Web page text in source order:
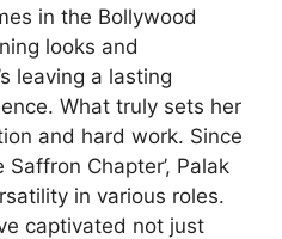
in the Bollywood
looks and
leaving a lasting
What truly sets her
and hard work. Since
Saffron Chapter’, Palak
in various roles.
captivated not just